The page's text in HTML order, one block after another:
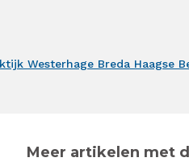
Westerhage Breda Haagse
Meer artikelen met